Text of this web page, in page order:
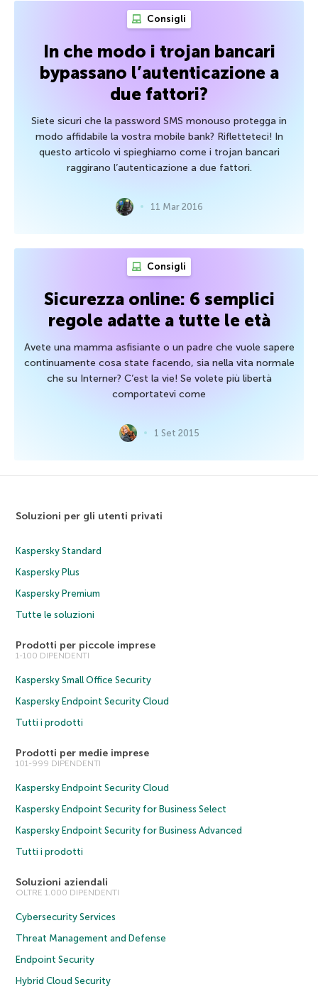
Consigli
In che modo i trojan bancari
bypassano l’autenticazione a
due fattori?
Siete sicuri che la password SMS monouso protegga in
modo affidabile la vostra mobile bank? Rifletteteci! In
questo articolo vi spieghiamo come i trojan bancari
raggirano l’autenticazione a due fattori.
11 Mar 2016
Consigli
Sicurezza online: 6 semplici
regole adatte a tutte le età
Avete una mamma asfisiante o un padre che vuole sapere
continuamente cosa state facendo, sia nella vita normale
che su Interner? C’est la vie! Se volete più libertà
comportatevi come
1 Set 2015
Soluzioni per gli utenti privati
Kaspersky Standard
Kaspersky Plus
Kaspersky Premium
Tutte le soluzioni
Prodotti per piccole imprese
1-100 DIPENDENTI
Kaspersky Small Office Security
Kaspersky Endpoint Security Cloud
Tutti i prodotti
Prodotti per medie imprese
101-999 DIPENDENTI
Kaspersky Endpoint Security Cloud
Kaspersky Endpoint Security for Business Select
Kaspersky Endpoint Security for Business Advanced
Tutti i prodotti
Soluzioni aziendali
OLTRE 1.000 DIPENDENTI
Cybersecurity Services
Threat Management and Defense
Endpoint Security
Hybrid Cloud Security